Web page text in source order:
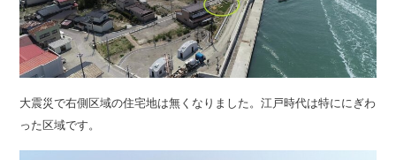
大震災で右側区域の住宅地は無くなりました。江戸時代は特ににぎわ
った区域です。